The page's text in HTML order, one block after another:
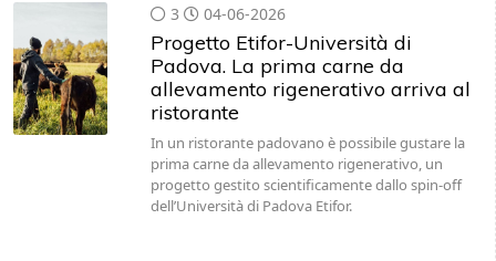
3 04-06-2026
Progetto Etifor-Università di
Padova. La prima carne da
allevamento rigenerativo arriva al
ristorante
In un ristorante padovano è possibile gustare la
prima carne da allevamento rigenerativo, un
progetto gestito scientificamente dallo spin-off
dell’Università di Padova Etifor.